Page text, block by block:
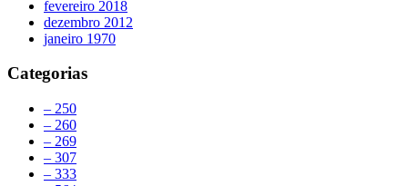
fevereiro 2018
dezembro 2012
janeiro 1970
Categorias
– 250
– 260
– 269
– 307
– 333